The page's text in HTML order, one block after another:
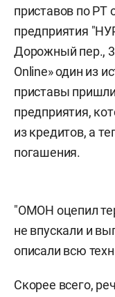
приставов по РТ
предприятия
Дорожный пер.,
Online» один из
приставы
предприятия,
из кредитов, а
погашения.
"ОМОН оцепил
не впускали и
описали всю
Скорее всего,